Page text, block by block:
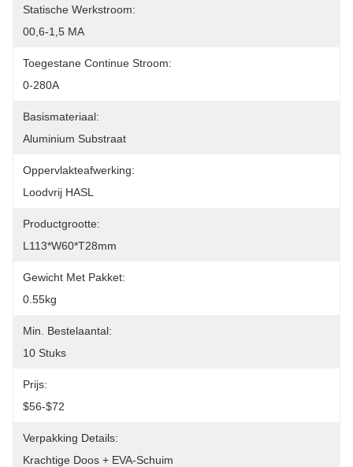
Statische Werkstroom:
00,6-1,5 MA
Toegestane Continue Stroom:
0-280A
Basismateriaal:
Aluminium Substraat
Oppervlakteafwerking:
Loodvrij HASL
Productgrootte:
L113*W60*T28mm
Gewicht Met Pakket:
0.55kg
Min. Bestelaantal:
10 Stuks
Prijs:
$56-$72
Verpakking Details:
Krachtige Doos + EVA-Schuim